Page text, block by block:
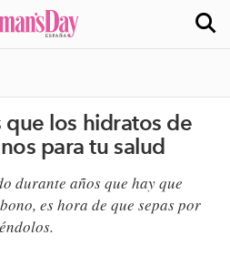
que los hidratos de
para tu salud
durante años que hay que
es hora de que sepas por